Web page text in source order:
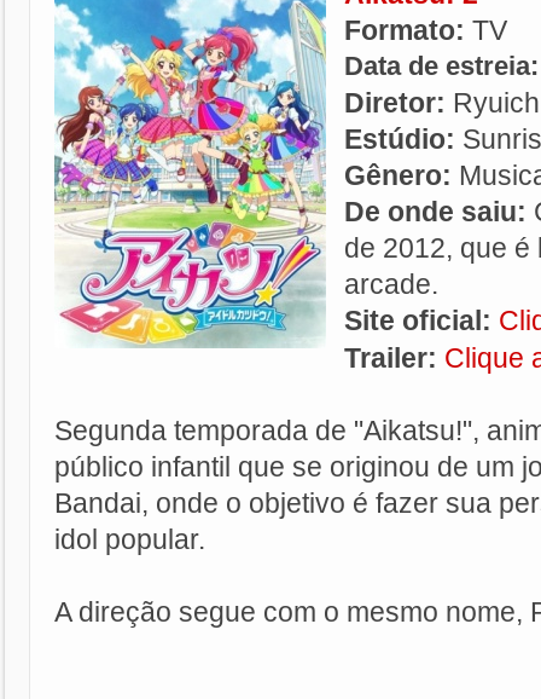
Formato: TV
Data de
Diretor:
Estúdio:
Gênero:
De onde saiu:
de 2012, que é
arcade.
Site oficial:
Trailer: Clique
Segunda temporada de "Aikatsu!",
público infantil que se originou de um
Bandai, onde o objetivo é fazer sua
idol popular.
A direção segue com o mesmo nome,